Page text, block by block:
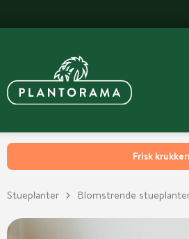
Frisk
Stueplanter Blomstrende